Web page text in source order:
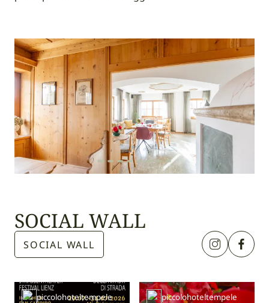
SOCIAL WALL
SOCIAL WALL
piccolohoteltempele piccolohoteltempele